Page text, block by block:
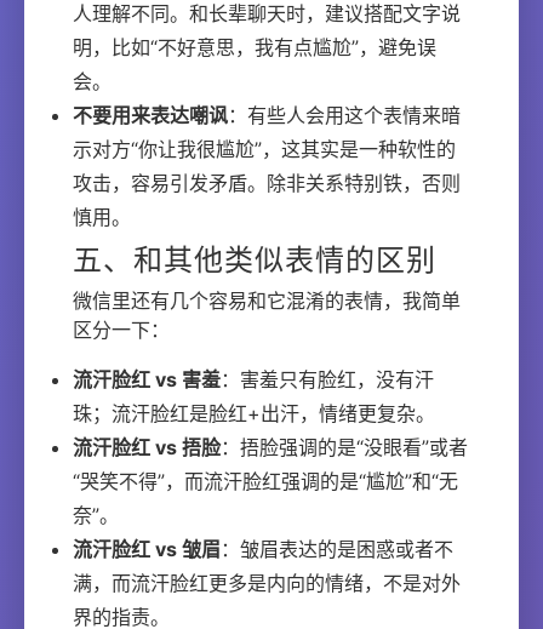
人理解不同。和长辈聊天时，建议搭配文字说
明，比如“不好意思，我有点尴尬”，避免误
会。
不要用来表达嘲讽：有些人会用这个表情来暗
示对方“你让我很尴尬”，这其实是一种软性的
攻击，容易引发矛盾。除非关系特别铁，否则
慎用。
五、和其他类似表情的区别
微信里还有几个容易和它混淆的表情，我简单
区分一下：
流汗脸红 vs 害羞：害羞只有脸红，没有汗
珠；流汗脸红是脸红+出汗，情绪更复杂。
流汗脸红 vs 捂脸：捂脸强调的是“没眼看”或者
“哭笑不得”，而流汗脸红强调的是“尴尬”和“无
奈”。
流汗脸红 vs 皱眉 ：皱眉表达的是困惑或者不
满，而流汗脸红更多是内向的情绪，不是对外
界的指责。